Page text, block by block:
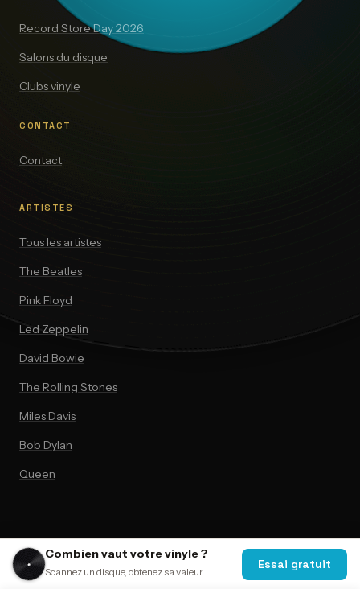
Record Store Day 2026
Salons du disque
Clubs vinyle
CONTACT
Contact
ARTISTES
Tous les artistes
The Beatles
Pink Floyd
Led Zeppelin
David Bowie
The Rolling Stones
Miles Davis
Bob Dylan
Queen
© 2026 VinylAI. Tous droits réservés.
Combien vaut votre vinyle ?
Scannez un disque, obtenez sa valeur
Essai gratuit